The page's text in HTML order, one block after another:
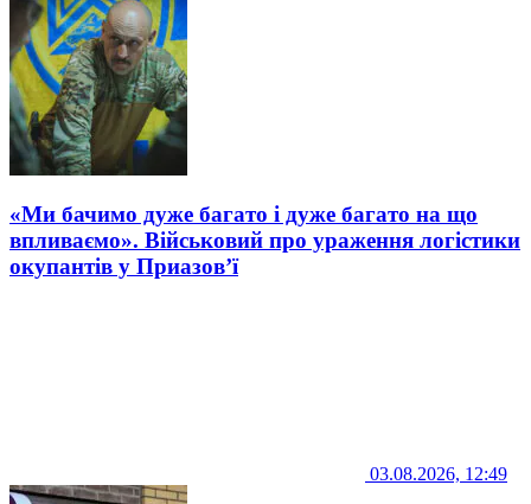
«Ми бачимо дуже багато і дуже багато на що
впливаємо». Військовий про ураження логістики
окупантів у Приазов’ї
03.08.2026, 12:49